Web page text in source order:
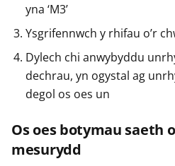
yna ‘M3’
Ysgrifennwch y rhifau o’r
Dylech chi anwybyddu
dechrau, yn ogystal ag
degol os oes un
Os oes botymau saeth
mesurydd